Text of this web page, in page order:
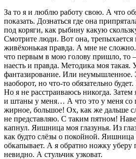
За то я и люблю работу свою. А что
показать. Дознаться где она
под коряги, как рыбину какую
Смотрите люди. Вот она,
живёхонькая правда. А мне не
что первым в мою голову пришло, то
наесть и правда. Методика моя
фантазирование. Или неумышленное.
наоборот, но что-то обязательно
Но я не расстраиваюсь никогда. Затем
и штаны у меня… А что это у меня со
жирное, большое! Ох, как же дальше
не представляю. С таким пятном!
капнул. Яишница моя глазунья. Из
как будто слёзы о покойной.
обкапывает. А я обратно ножку уберу
невидно. А стульчик узковат.